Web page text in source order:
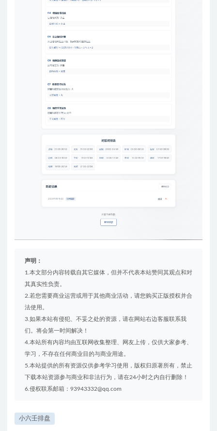
声明：
1.本文部分内容转载自其它媒体，但并不代表本站赞同其观点和对
其真实性负责。
2.若您需要商业运营或用于其他商业活动，请您购买正版授权并合
法使用。
3.如果本站有侵犯、不妥之处的资源，请在网站右边客服联系我
们。将会第一时间解决！
4.本站所有内容均由互联网收集整理、网友上传，仅供大家参考、
学习，不存在任何商业目的与商业用途。
5.本站提供的所有资源仅供参考学习使用，版权归原著所有，禁止
下载本站资源参与商业和非法行为，请在24小时之内自行删除！
6.侵权联系邮箱：93943332@qq.com
小六壬排盘